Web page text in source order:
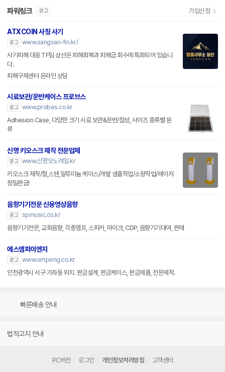
파워링크 광고 가입신청
ATXCOIN 사칭 사기
광고 www.sangsan-fin.kr/
사기피해 대응 TF팀 상산은 피해회복과 피해금 회수에 특화되어 있습니
다.
피해구제센터 온라인 상담
시료보관/운반케이스 프로브스
광고 www.probes.co.kr
Adhesion Case, 다양한 크기 시료 보관&운반/점성, 사이즈 종류별 분
류
신명 키오스크 제작 전문업체
광고 www.신명모노레일.kr
키오스크 제작/철,스텐,알루미늄 케이스/개발 샘플작업/소량작업/레이저
정밀판금!
음향기기전문 신용영상음향
광고 spmusic.co.kr
음향기기전문, 교회음향, 각종앰프, 스피커, 마이크, CDP, 음향기기대여, 판매
에스엠피이엔지
광고 www.smpeng.co.kr
인천광역시 서구 가좌동 위치. 판금설계, 판금케이스, 판금제품, 전문제작.
빠른배송 안내
법적고지 안내
PC버전 로그인 개인정보처리방침 고객센터